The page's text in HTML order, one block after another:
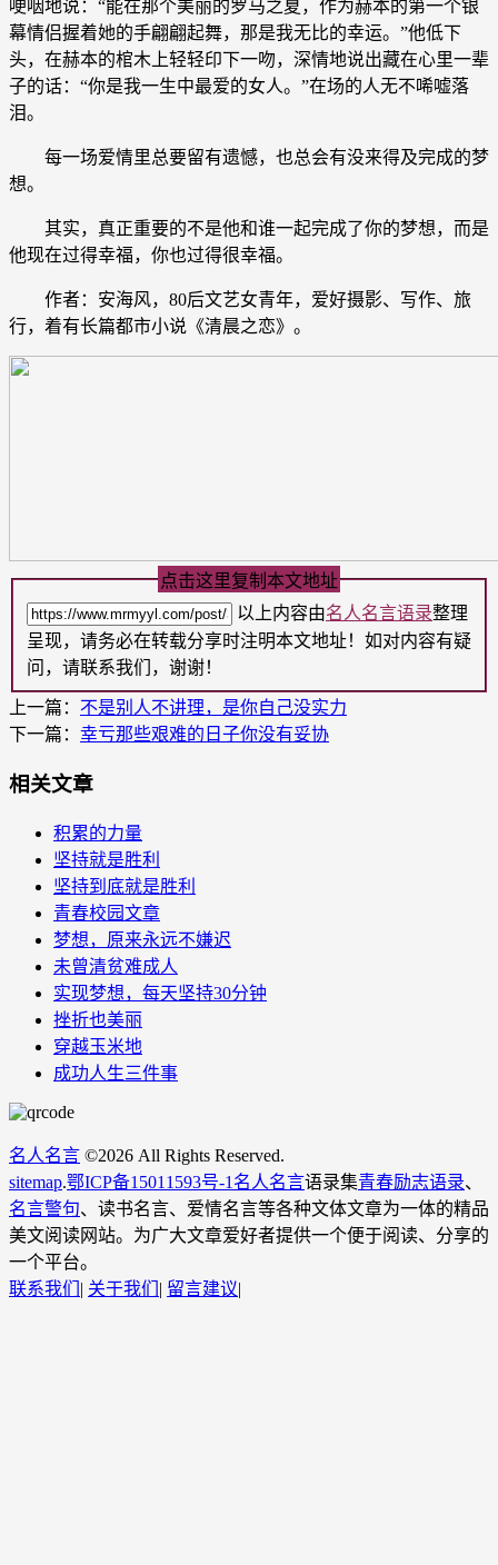
哽咽地说：“能在那个美丽的罗马之夏，作为赫本的第一个银
幕情侣握着她的手翩翩起舞，那是我无比的幸运。”他低下
头，在赫本的棺木上轻轻印下一吻，深情地说出藏在心里一辈
子的话：“你是我一生中最爱的女人。”在场的人无不唏嘘落
泪。
每一场爱情里总要留有遗憾，也总会有没来得及完成的梦
想。
其实，真正重要的不是他和谁一起完成了你的梦想，而是
他现在过得幸福，你也过得很幸福。
作者：安海风，80后文艺女青年，爱好摄影、写作、旅
行，着有长篇都市小说《清晨之恋》。
点击这里复制本文地址
以上内容由名人名言语录整理
呈现，请务必在转载分享时注明本文地址！如对内容有疑
问，请联系我们，谢谢！
上一篇： 不是别人不讲理，是你自己没实力
下一篇： 幸亏那些艰难的日子你没有妥协
相关文章
积累的力量
坚持就是胜利
坚持到底就是胜利
青春校园文章
梦想，原来永远不嫌迟
未曾清贫难成人
实现梦想，每天坚持30分钟
挫折也美丽
穿越玉米地
成功人生三件事
名人名言 ©2026 All Rights Reserved.
sitemap.鄂ICP备15011593号-1 名人名言语录集青春励志语录、
名言警句、读书名言、爱情名言等各种文体文章为一体的精品
美文阅读网站。为广大文章爱好者提供一个便于阅读、分享的
一个平台。
联系我们 | 关于我们 | 留言建议|